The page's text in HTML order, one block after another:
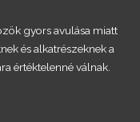
gyors avulása miatt
és alkatrészeknek a
értéktelenné válnak.